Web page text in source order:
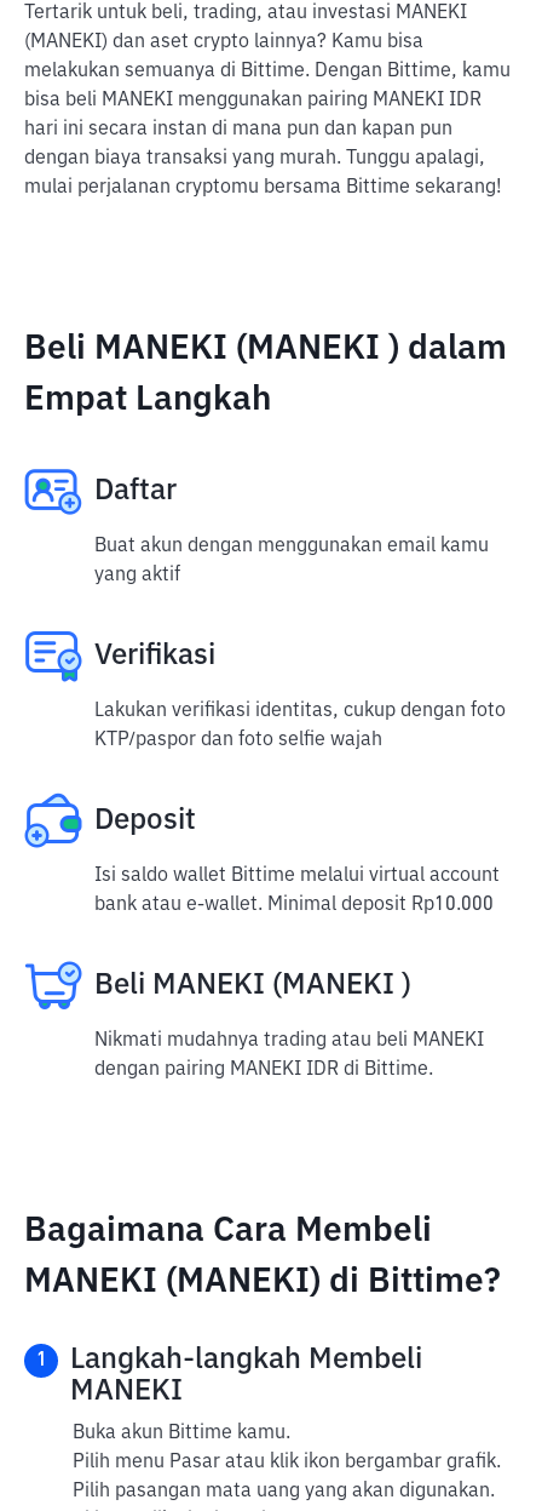
Tertarik untuk beli, trading, atau investasi MANEKI
(MANEKI) dan aset crypto lainnya? Kamu bisa
melakukan semuanya di Bittime. Dengan Bittime, kamu
bisa beli MANEKI menggunakan pairing MANEKI IDR
hari ini secara instan di mana pun dan kapan pun
dengan biaya transaksi yang murah. Tunggu apalagi,
mulai perjalanan cryptomu bersama Bittime sekarang!
Beli MANEKI (MANEKI ) dalam
Empat Langkah
Daftar
Buat akun dengan menggunakan email kamu
yang aktif
Verifikasi
Lakukan verifikasi identitas, cukup dengan foto
KTP/paspor dan foto selfie wajah
Deposit
Isi saldo wallet Bittime melalui virtual account
bank atau e-wallet. Minimal deposit Rp10.000
Beli MANEKI (MANEKI )
Nikmati mudahnya trading atau beli MANEKI
dengan pairing MANEKI IDR di Bittime.
Bagaimana Cara Membeli
MANEKI (MANEKI) di Bittime?
1
Langkah-langkah Membeli
MANEKI
Buka akun Bittime kamu.
Pilih menu Pasar atau klik ikon bergambar grafik.
Pilih pasangan mata uang yang akan digunakan.